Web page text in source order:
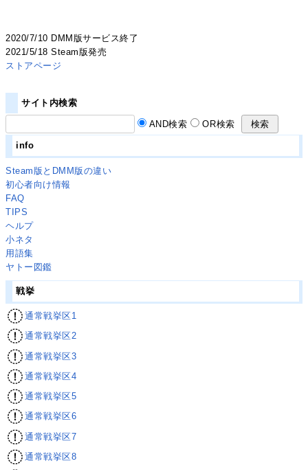
2020/7/10 DMM版サービス終了
2021/5/18 Steam版発売
ストアページ
サイト内検索
AND検索 OR検索
info
Steam版とDMM版の違い
初心者向け情報
FAQ
TIPS
ヘルプ
小ネタ
用語集
ヤトー図鑑
戦挙
通常戦挙区1
通常戦挙区2
通常戦挙区3
通常戦挙区4
通常戦挙区5
通常戦挙区6
通常戦挙区7
通常戦挙区8